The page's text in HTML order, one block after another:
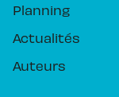
Planning
Actualités
Auteurs